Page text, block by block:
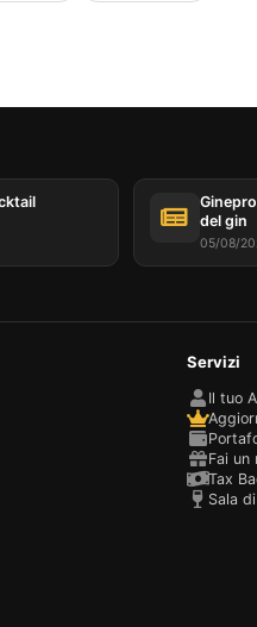
del gin
05/08/
Servizi
Il tuo
Fai un
Tax
Sala